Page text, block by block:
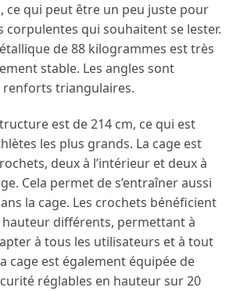
ce qui peut être un peu juste pour
corpulentes qui souhaitent se lester.
de 88 kilogrammes est très
stable. Les angles sont
triangulaires.
est de 214 cm, ce qui est
les plus grands. La cage est
deux à l’intérieur et deux à
Cela permet de s’entraîner aussi
la cage. Les crochets bénéficient
hauteur différents, permettant à
à tous les utilisateurs et à tout
cage est également équipée de
réglables en hauteur sur 20